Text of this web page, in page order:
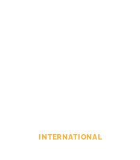
INTERNATIONAL